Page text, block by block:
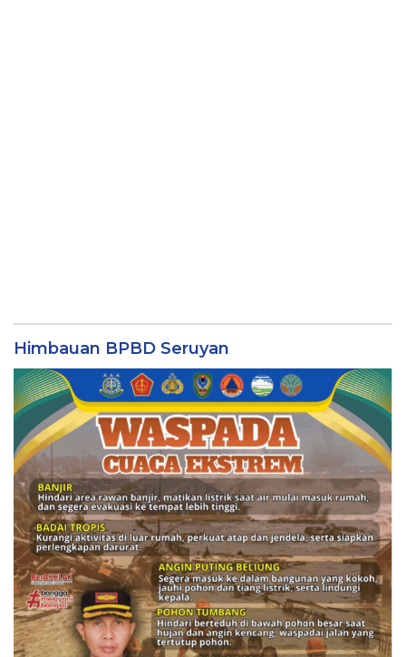
Himbauan BPBD Seruyan